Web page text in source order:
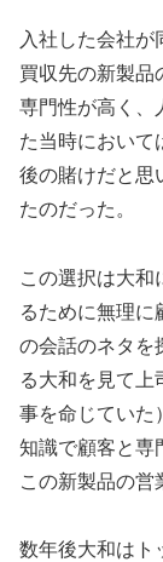
入社した会社が
買収先の新製品
専門性が高く、
た当時において
後の賭けだと思
たのだった。
この選択は大和
るために無理に
の会話のネタを
る大和を見て上
事を命じていた
知識で顧客と専
この新製品の営
数年後大和はト